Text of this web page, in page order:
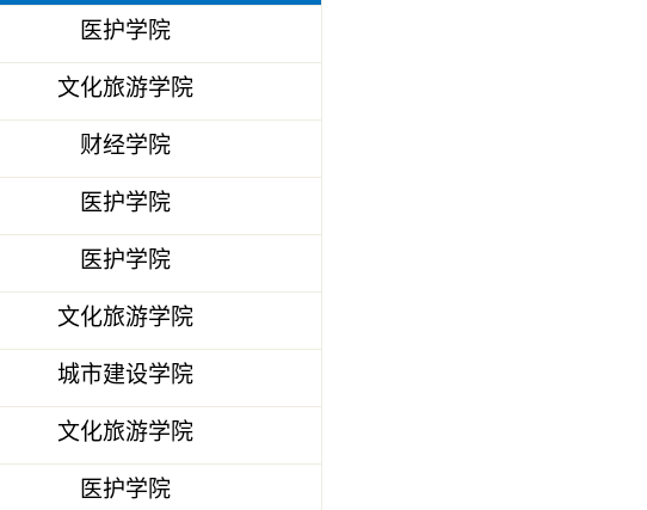
医护学院
文化旅游学院
财经学院
医护学院
医护学院
文化旅游学院
城市建设学院
文化旅游学院
医护学院